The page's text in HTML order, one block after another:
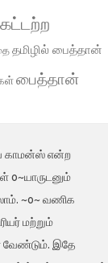
கட்டற்ற
தமிழில் பைத்தான்
பைத்தான்
காமன்ஸ் என்ற
o~யாருடனும்
~o~ வணிக
மற்றும்
வேண்டும். இதே